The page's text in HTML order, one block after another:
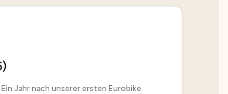
Jahr nach unserer ersten Eurobike